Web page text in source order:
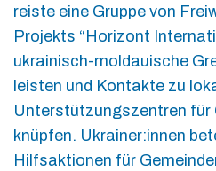
reiste eine Gruppe von
Projekts “Horizont
ukrainisch-moldauische
leisten und Kontakte zu
Unterstützungszentren für
knüpfen. Ukrainer:innen
Hilfsaktionen für